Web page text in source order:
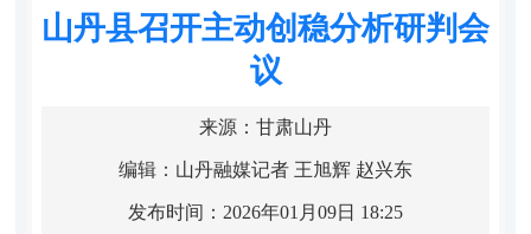
山丹县召开主动创稳分析研判会
议
来源：甘肃山丹
编辑：山丹融媒记者 王旭辉 赵兴东
发布时间：2026年01月09日 18:25